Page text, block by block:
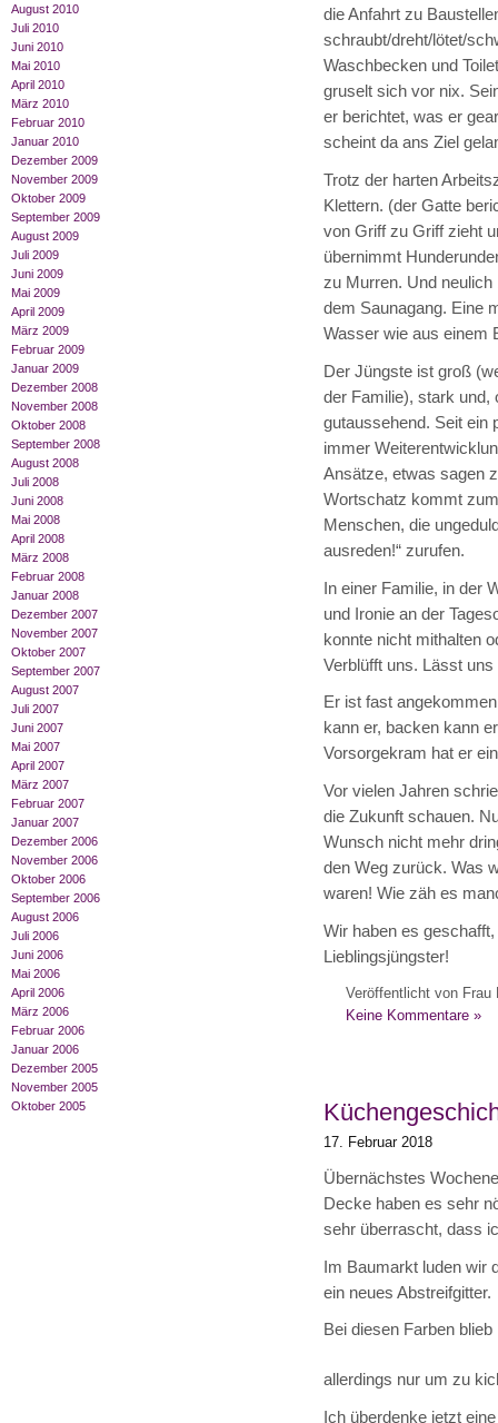
August 2010
Juli 2010
Juni 2010
Mai 2010
April 2010
März 2010
Februar 2010
Januar 2010
Dezember 2009
November 2009
Oktober 2009
September 2009
August 2009
Juli 2009
Juni 2009
Mai 2009
April 2009
März 2009
Februar 2009
Januar 2009
Dezember 2008
November 2008
Oktober 2008
September 2008
August 2008
Juli 2008
Juni 2008
Mai 2008
April 2008
März 2008
Februar 2008
Januar 2008
Dezember 2007
November 2007
Oktober 2007
September 2007
August 2007
Juli 2007
Juni 2007
Mai 2007
April 2007
März 2007
Februar 2007
Januar 2007
Dezember 2006
November 2006
Oktober 2006
September 2006
August 2006
Juli 2006
Juni 2006
Mai 2006
April 2006
März 2006
Februar 2006
Januar 2006
Dezember 2005
November 2005
Oktober 2005
die Anfahrt zu
schraubt/dreht/lötet/
Waschbecken und
gruselt sich vor nix.
er berichtet, was er
scheint da ans Ziel
Trotz der harten
Klettern. (der Gatte
von Griff zu Griff zieht
übernimmt
zu Murren. Und neulich
dem Saunagang. Eine
Wasser wie aus einem
Der Jüngste ist groß
der Familie), stark und,
gutaussehend. Seit ein
immer
Ansätze, etwas sagen
Wortschatz kommt
Menschen, die
ausreden!“ zurufen.
In einer Familie, in der
und Ironie an der
konnte nicht mithalten
Verblüfft uns. Lässt
Er ist fast
kann er, backen kann
Vorsorgekram hat er
Vor vielen Jahren
die Zukunft schauen.
Wunsch nicht mehr
den Weg zurück. Was
waren! Wie zäh es
Wir haben es
Lieblingsjüngster!
Veröffentlicht von Frau
Keine Kommentare »
17. Februar 2018
Übernächstes
Decke haben es sehr
sehr überrascht, dass
Im Baumarkt luden wir
ein neues Abstreifgitter.
Bei diesen Farben
allerdings nur um zu
Ich überdenke jetzt